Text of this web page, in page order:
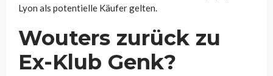
Lyon als potentielle Käufer gelten.
Wouters zurück zu
Ex-Klub Genk?